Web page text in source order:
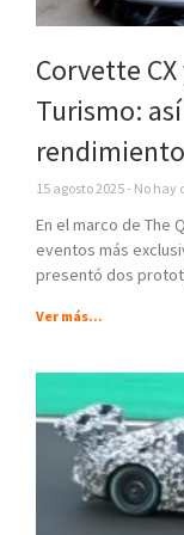
Corvette CX
Turismo:
15 agosto 2025 No hay
En el marco de The
eventos más
presentó dos
Ver más...